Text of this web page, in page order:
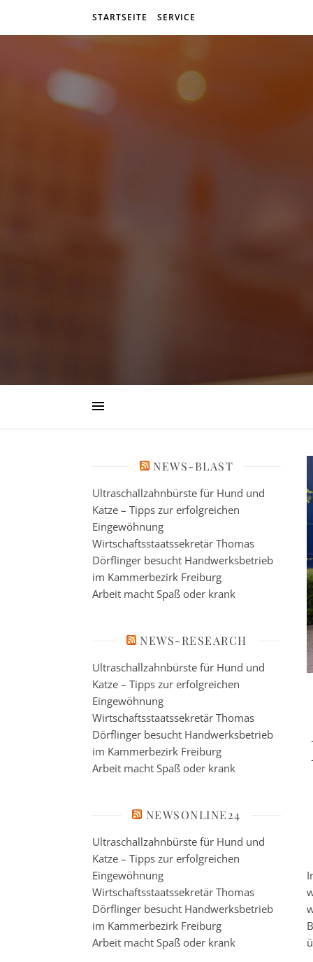
STARTSEITE SERVICE
NEWS-BLAST
Ultraschallzahnbürste für Hund und
Katze – Tipps zur erfolgreichen
Eingewöhnung
Wirtschaftsstaatssekretär Thomas
Dörflinger besucht Handwerksbetrieb
im Kammerbezirk Freiburg
Arbeit macht Spaß oder krank
NEWS-RESEARCH
Ultraschallzahnbürste für Hund und
Katze – Tipps zur erfolgreichen
Eingewöhnung
Wirtschaftsstaatssekretär Thomas
Dörflinger besucht Handwerksbetrieb
im Kammerbezirk Freiburg
Arbeit macht Spaß oder krank
NEWSONLINE24
Ultraschallzahnbürste für Hund und
Katze – Tipps zur erfolgreichen
Eingewöhnung
Wirtschaftsstaatssekretär Thomas
Dörflinger besucht Handwerksbetrieb
im Kammerbezirk Freiburg
Arbeit macht Spaß oder krank